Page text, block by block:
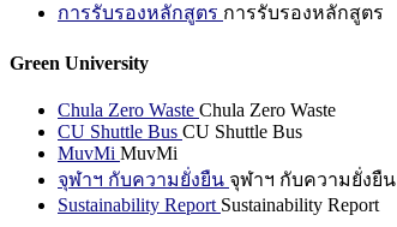
การรับรองหลักสูตร การรับรองหลักสูตร
Green University
Chula Zero Waste Chula Zero Waste
CU Shuttle Bus CU Shuttle Bus
MuvMi MuvMi
จุฬาฯ กับความยั่งยืน จุฬาฯ กับความยั่งยืน
Sustainability Report Sustainability Report